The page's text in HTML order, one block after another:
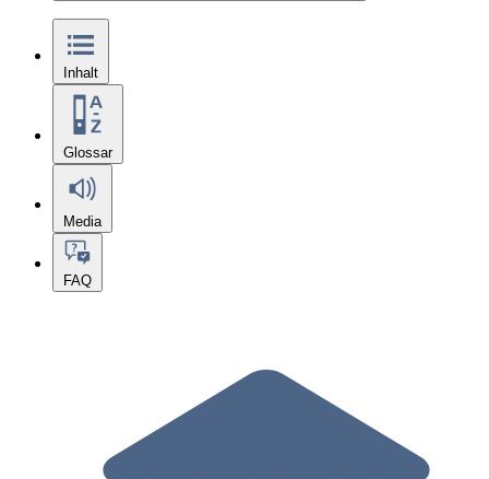
Inhalt
Glossar
Media
FAQ